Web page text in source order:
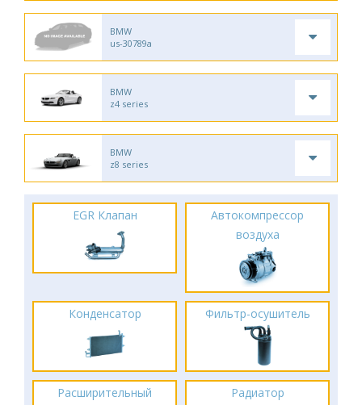
BMW
us-30789a
BMW
z4 series
BMW
z8 series
EGR Клапан
Автокомпрессор
воздуха
Конденсатор Фильтр-осушитель
Расширительный
Радиатор